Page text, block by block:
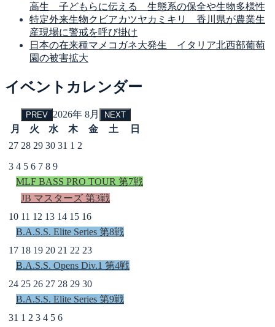
高生 子どもらに伝える 生態系の保全や生物多様性
特定外来生物クビアカツヤカミキリ 香川県が農業生
産現場に警戒を呼び掛け
日本の在来種マメコガネ大発生 イタリア北西部葡萄
園の被害拡大
イベントカレンダー
PREV 2026年 8月 NEXT
月 火 水 木 金 土
日
27 28 29 30 31 1 2
3 4 5 6 7 8 9
MLF BASS PRO TOUR 第7戦
JB マスターズ 第3戦
10 11 12 13 14 15 16
B.A.S.S. Elite Series 第8戦
17 18 19 20 21 22 23
B.A.S.S. Opens Div.1 第4戦
24 25 26 27 28 29 30
B.A.S.S. Elite Series 第9戦
31 1 2 3 4 5 6